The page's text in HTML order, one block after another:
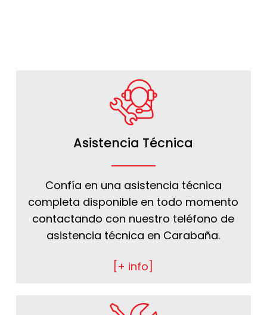
Asistencia Técnica
Confía en una asistencia técnica
completa disponible en todo momento
contactando con nuestro teléfono de
asistencia técnica en Carabaña.
[+ info]